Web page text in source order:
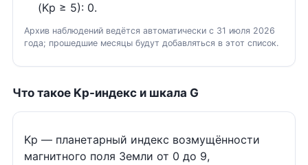
(Kp ≥ 5): 0.
Архив наблюдений ведётся автоматически с 31 июля 2026
года; прошедшие месяцы будут добавляться в этот список.
Что такое Kp-индекс и шкала G
Kp — планетарный индекс возмущённости
магнитного поля Земли от 0 до 9,